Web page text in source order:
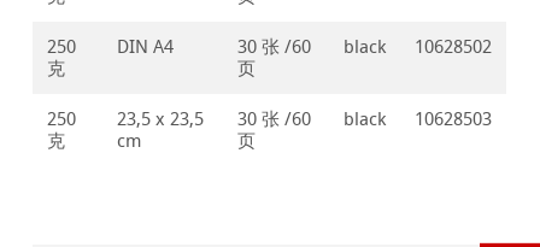
250
克
DIN A4
30 张 /60
页
black 10628502
250
克
23,5 x 23,5
cm
30 张 /60
页
black 10628503